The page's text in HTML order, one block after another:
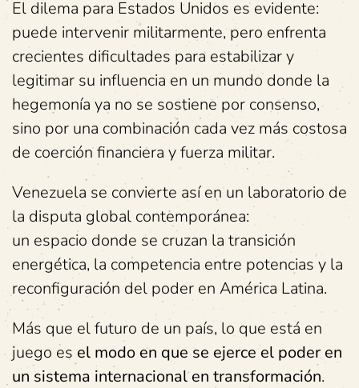
El dilema para Estados Unidos es evidente:
puede intervenir militarmente, pero enfrenta
crecientes dificultades para estabilizar y
legitimar su influencia en un mundo donde la
hegemonía ya no se sostiene por consenso,
sino por una combinación cada vez más costosa
de coerción financiera y fuerza militar.
Venezuela se convierte así en un laboratorio de
la disputa global contemporánea:
un espacio donde se cruzan la transición
energética, la competencia entre potencias y la
reconfiguración del poder en América Latina.
Más que el futuro de un país, lo que está en
juego es el modo en que se ejerce el poder en
un sistema internacional en transformación.